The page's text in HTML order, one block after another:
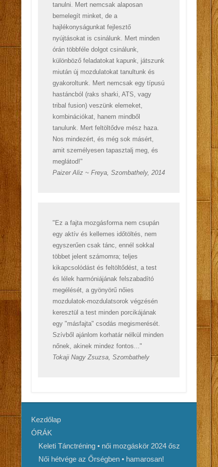
tanulni. Mert nemcsak alaposan
bemelegít minket, de a
hajlékonyságunkat fejlesztő
nyújtásokat is csinálunk. Mert minden
órán többféle dolgot csinálunk,
különböző feladatokat kapunk, játszunk
miután új mozdulatokat tanultunk és
gyakoroltunk. Mert nemcsak egy típusú
hastáncból (raks sharki, ATS, vagy
tribal fusion) veszünk elemeket,
kombinációkat, hanem mindből
tanulunk. Mert feltöltődve mész haza.
Nos mindezért, és még sok másért,
amit személyesen tapasztalj meg, és
meglátod!"
Paizer Aliz ~ Freya, Szombathely, 2014
"Ez a fajta mozgásforma nem csupán
egy aktív és kellemes időtöltés, nem
egyszerűen csak tánc, ennél sokkal
többet jelent számomra; teljes
kikapcsolódást és feltöltődést, a test
és lélek harmóniájának felszabadító
megélését, a gyönyörű nőies
mozdulatok-mozdulatsorok végzésén
keresztül a test minden porcikájának
egy "másfajta" csodás megismerését.
Szívből ajánlom korhatár nélkül minden
nőnek, akinek mindez fontos..."
Tokaji Nagy Zsuzsa, Szombathely
Kezdőlap
ÓRÁK
Keleti Tánctréning • női mozgáskör 2024 ősz
Női hétvége az Őrségben • hamarosan!